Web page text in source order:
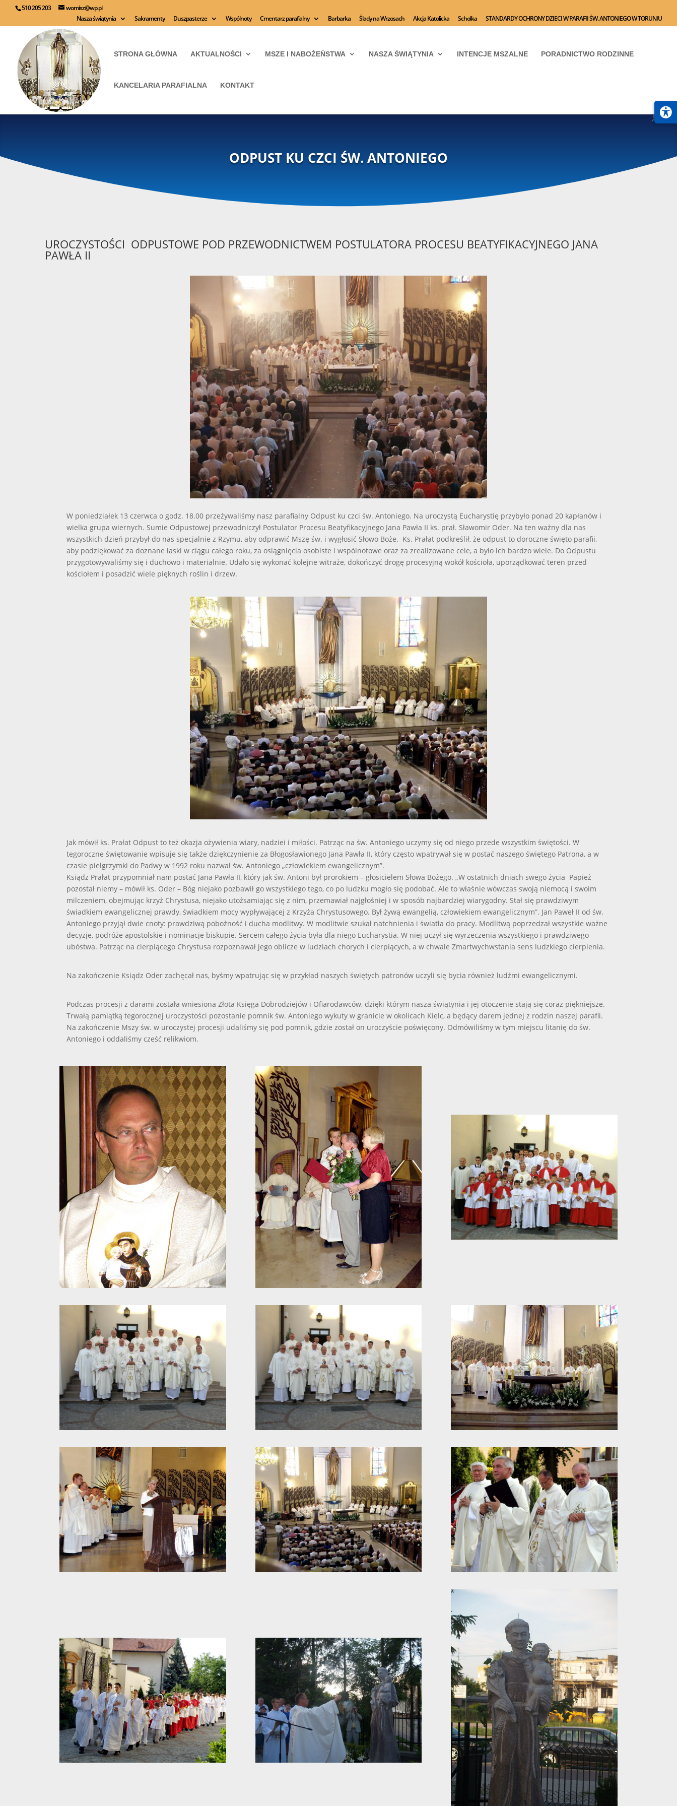
510 205 203
womisz@wp.pl
Nasza świątynia
Sakramenty Duszpasterze Wspólnoty Cmentarz parafialny Barbarka Ślady na Wrzosach Akcja Katolicka Scholka STANDARDY OCHRONY DZIECI W PARAFII ŚW. ANTONIEGO W TORUNIU
STRONA GŁÓWNA AKTUALNOŚCI MSZE I NABOŻEŃSTWA NASZA ŚWIĄTYNIA INTENCJE MSZALNE PORADNICTWO RODZINNE
KANCELARIA PARAFIALNA KONTAKT
ODPUST KU CZCI ŚW. ANTONIEGO
UROCZYSTOŚCI ODPUSTOWE POD PRZEWODNICTWEM POSTULATORA PROCESU BEATYFIKACYJNEGO JANA
PAWŁA II
W poniedziałek 13 czerwca o godz. 18.00 przeżywaliśmy nasz parafialny Odpust ku czci św. Antoniego. Na uroczystą Eucharystię przybyło ponad 20 kapłanów i
wielka grupa wiernych. Sumie Odpustowej przewodniczył Postulator Procesu Beatyfikacyjnego Jana Pawła II ks. prał. Sławomir Oder. Na ten ważny dla nas
wszystkich dzień przybył do nas specjalnie z Rzymu, aby odprawić Mszę św. i wygłosić Słowo Boże. Ks. Prałat podkreślił, że odpust to doroczne święto parafii,
aby podziękować za doznane łaski w ciągu całego roku, za osiągnięcia osobiste i wspólnotowe oraz za zrealizowane cele, a było ich bardzo wiele. Do Odpustu
przygotowywaliśmy się i duchowo i materialnie. Udało się wykonać kolejne witraże, dokończyć drogę procesyjną wokół kościoła, uporządkować teren przed
kościołem i posadzić wiele pięknych roślin i drzew.
Jak mówił ks. Prałat Odpust to też okazja ożywienia wiary, nadziei i miłości. Patrząc na św. Antoniego uczymy się od niego przede wszystkim świętości. W
tegoroczne świętowanie wpisuje się także dziękczynienie za Błogosławionego Jana Pawła II, który często wpatrywał się w postać naszego świętego Patrona, a w
czasie pielgrzymki do Padwy w 1992 roku nazwał św. Antoniego „człowiekiem ewangelicznym”.
Ksiądz Prałat przypomniał nam postać Jana Pawła II, który jak św. Antoni był prorokiem – głosicielem Słowa Bożego. „W ostatnich dniach swego życia Papież
pozostał niemy – mówił ks. Oder – Bóg niejako pozbawił go wszystkiego tego, co po ludzku mogło się podobać. Ale to właśnie wówczas swoją niemocą i swoim
milczeniem, obejmując krzyż Chrystusa, niejako utożsamiając się z nim, przemawiał najgłośniej i w sposób najbardziej wiarygodny. Stał się prawdziwym
świadkiem ewangelicznej prawdy, świadkiem mocy wypływającej z Krzyża Chrystusowego. Był żywą ewangelią, człowiekiem ewangelicznym”. Jan Paweł II od św.
Antoniego przyjął dwie cnoty: prawdziwą pobożność i ducha modlitwy. W modlitwie szukał natchnienia i światła do pracy. Modlitwą poprzedzał wszystkie ważne
decyzje, podróże apostolskie i nominacje biskupie. Sercem całego życia była dla niego Eucharystia. W niej uczył się wyrzeczenia wszystkiego i prawdziwego
ubóstwa. Patrząc na cierpiącego Chrystusa rozpoznawał jego oblicze w ludziach chorych i cierpiących, a w chwale Zmartwychwstania sens ludzkiego cierpienia.
Na zakończenie Ksiądz Oder zachęcał nas, byśmy wpatrując się w przykład naszych świętych patronów uczyli się bycia również ludźmi ewangelicznymi.
Podczas procesji z darami została wniesiona Złota Księga Dobrodziejów i Ofiarodawców, dzięki którym nasza świątynia i jej otoczenie stają się coraz piękniejsze.
Trwałą pamiątką tegorocznej uroczystości pozostanie pomnik św. Antoniego wykuty w granicie w okolicach Kielc, a będący darem jednej z rodzin naszej parafii.
Na zakończenie Mszy św. w uroczystej procesji udaliśmy się pod pomnik, gdzie został on uroczyście poświęcony. Odmówiliśmy w tym miejscu litanię do św.
Antoniego i oddaliśmy cześć relikwiom.